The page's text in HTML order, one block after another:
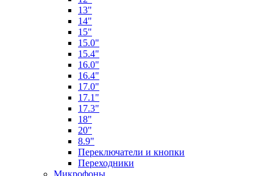
13"
14"
15"
15.0"
15.4"
16.0"
16.4"
17.0"
17.1"
17.3"
18"
20"
8.9"
Переключатели и кнопки
Переходники
Микрофоны